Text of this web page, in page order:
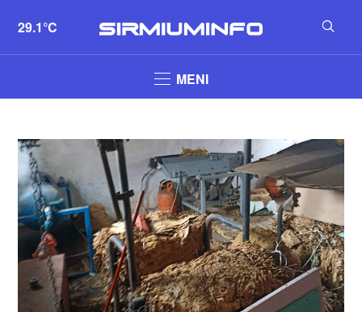
29.1°C
MENI